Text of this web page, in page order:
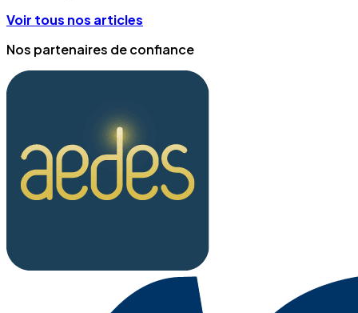
Voir tous nos articles
Nos partenaires de confiance